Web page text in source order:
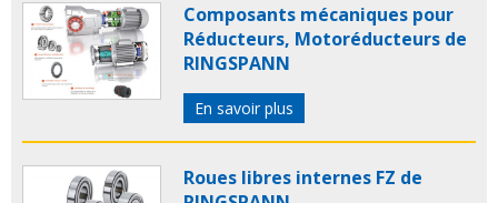
Composants mécaniques pour
Réducteurs, Motoréducteurs de
RINGSPANN
En savoir plus
Roues libres internes FZ de